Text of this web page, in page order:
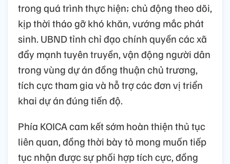
trong quá trình thực hiện; chủ động theo dõi,
kịp thời tháo gỡ khó khăn, vướng mắc phát
sinh. UBND tỉnh chỉ đạo chính quyền các xã
đẩy mạnh tuyên truyền, vận động người dân
trong vùng dự án đồng thuận chủ trương,
tích cực tham gia và hỗ trợ các đơn vị triển
khai dự án đúng tiến độ.
Phía KOICA cam kết sớm hoàn thiện thủ tục
liên quan, đồng thời bày tỏ mong muốn tiếp
tục nhận được sự phối hợp tích cực, đồng